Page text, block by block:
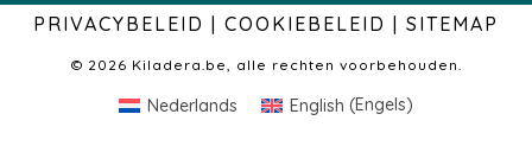
PRIVACYBELEID | COOKIEBELEID | SITEMAP
© 2026 Kiladera.be, alle rechten voorbehouden.
Nederlands English (Engels)